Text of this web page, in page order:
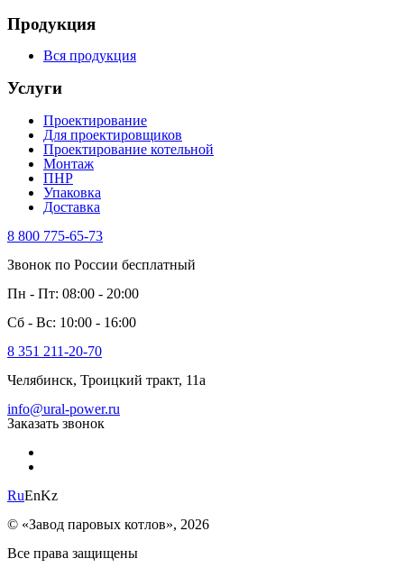
Продукция
Вся продукция
Услуги
Проектирование
Для проектировщиков
Проектирование котельной
Монтаж
ПНР
Упаковка
Доставка
8 800 775-65-73
Звонок по России бесплатный
Пн - Пт: 08:00 - 20:00
Сб - Вс: 10:00 - 16:00
8 351 211-20-70
Челябинск, Троицкий тракт, 11а
info@ural-power.ru
Заказать звонок
RuEnKz
© «Завод паровых котлов», 2026
Все права защищены